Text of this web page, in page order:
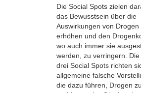
Die Social Spots zielen
das Bewusstsein über die
Auswirkungen von Drogen
erhöhen und den
wo auch immer sie
werden, zu verringern. Die
drei Social Spots richten
allgemeine falsche
die dazu führen, Drogen zu